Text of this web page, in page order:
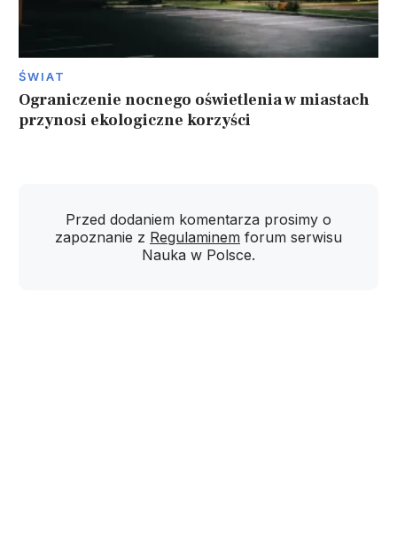
ŚWIAT
Ograniczenie nocnego oświetlenia w miastach
przynosi ekologiczne korzyści
Przed dodaniem komentarza prosimy o
zapoznanie z Regulaminem forum serwisu
Nauka w Polsce.